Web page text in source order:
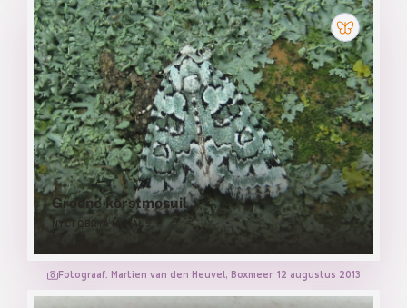
Groene korstmosuil
NYCTOBRYA MURALIS
Fotograaf: Martien van den Heuvel, Boxmeer, 12 augustus 2013